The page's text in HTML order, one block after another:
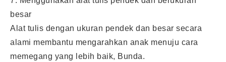
besar
Alat tulis dengan ukuran pendek dan besar secara
alami membantu mengarahkan anak menuju cara
memegang yang lebih baik, Bunda.